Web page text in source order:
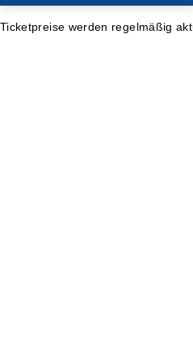
Ticketpreise werden regelmäßig